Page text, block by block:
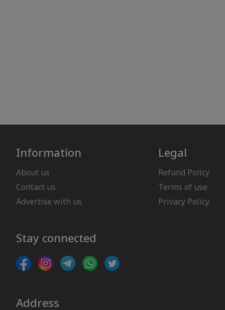
Information
About us
Contact us
Advertise with us
Legal
Refund Policy
Terms of use
Privacy Policy
Stay connected
Address